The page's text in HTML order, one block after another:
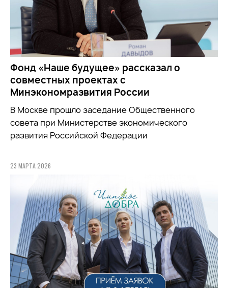
Фонд «Наше будущее» рассказал о
совместных проектах с
Минэкономразвития России
В Москве прошло заседание Общественного
совета при Министерстве экономического
развития Российской Федерации
23 МАРТА 2026